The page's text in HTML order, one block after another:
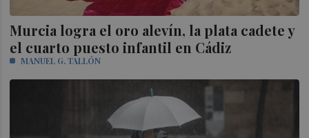
Murcia logra el oro alevín, la plata cadete y
el cuarto puesto infantil en Cádiz
MANUEL G. TALLÓN